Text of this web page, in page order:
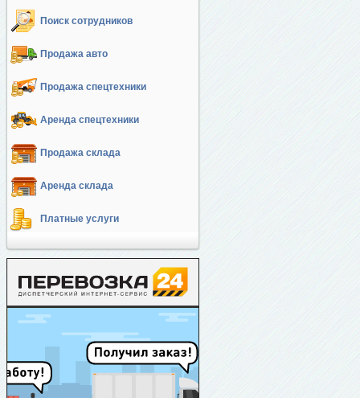
Поиск сотрудников
Продажа авто
Продажа спецтехники
Аренда спецтехники
Продажа склада
Аренда склада
Платные услуги